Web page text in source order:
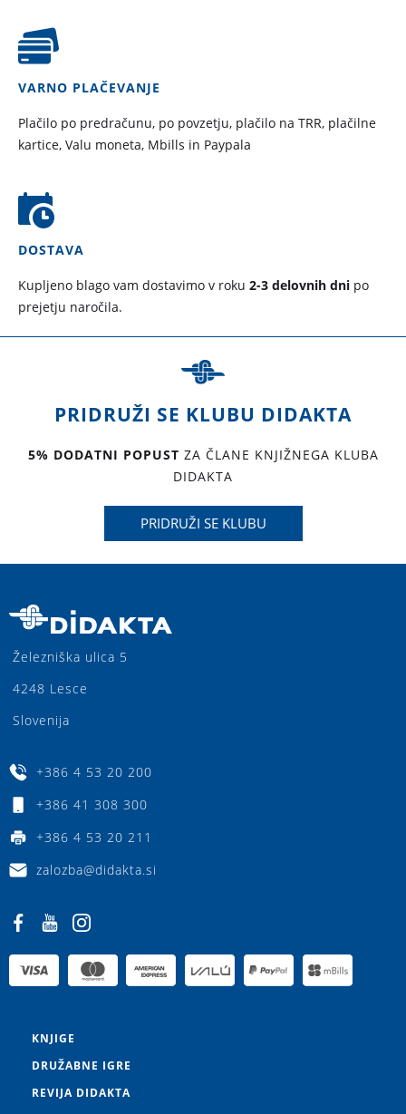
VARNO PLAČEVANJE
Plačilo po predračunu, po povzetju, plačilo na TRR, plačilne
kartice, Valu moneta, Mbills in Paypala
DOSTAVA
Kupljeno blago vam dostavimo v roku 2-3 delovnih dni po
prejetju naročila.
PRIDRUŽI SE KLUBU DIDAKTA
5% DODATNI POPUST ZA ČLANE KNJIŽNEGA KLUBA
DIDAKTA
PRIDRUŽI SE KLUBU
Železniška ulica 5
4248 Lesce
Slovenija
+386 4 53 20 200
+386 41 308 300
+386 4 53 20 211
zalozba@didakta.si
KNJIGE
DRUŽABNE IGRE
REVIJA DIDAKTA